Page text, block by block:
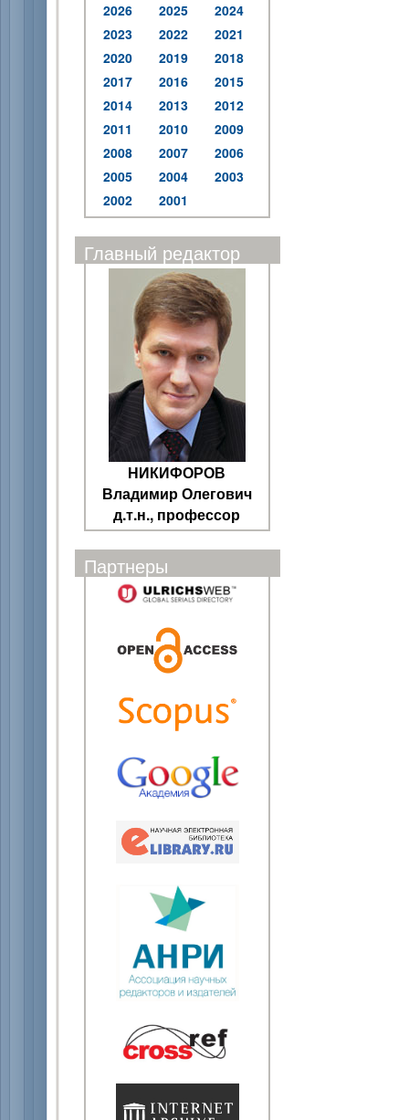
2026 2025
2024
2023
2022
2021
2020
2019
2018
2017
2016
2015
2014
2013
2012
2011
2010
2009
2008
2007
2006
2005
2004
2003
2002
2001
Главный редактор
НИКИФОРОВ
Владимир Олегович
д.т.н., профессор
Партнеры